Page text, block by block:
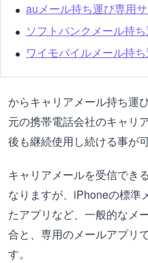
auメール持ち運び専用サ
ソフトバンクメール持
ワイモバイルメール持
からキャリアメール持ち運
元の携帯電話会社のキャリ
後も継続使用し続ける事が
キャリアメールを受信でき
なりますが、iPhoneの標準
たアプリなど、一般的なメ
合と、専用のメールアプリ
す。